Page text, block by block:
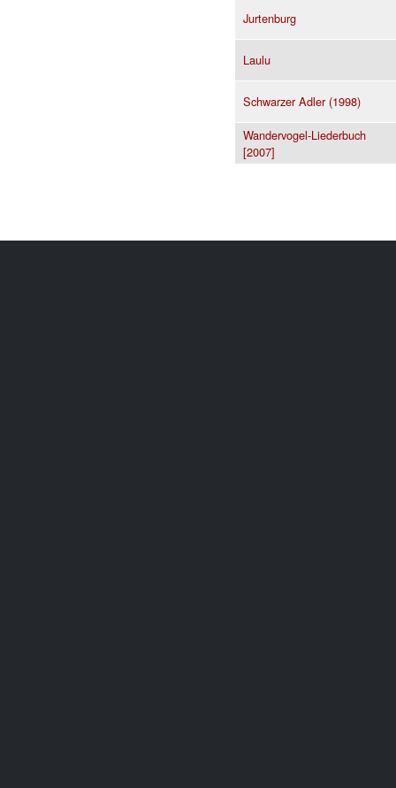
Jurtenburg
Laulu
Schwarzer Adler (1998)
Wandervogel-Liederbuch
[2007]